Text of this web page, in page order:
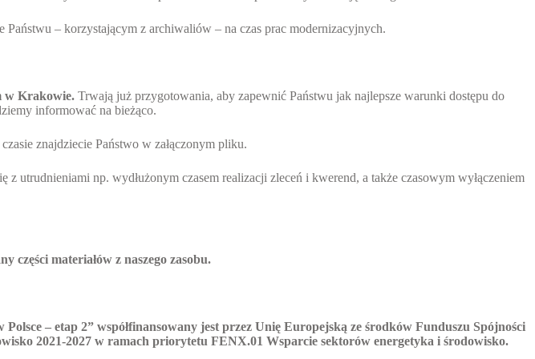
– korzystającym z archiwaliów – na czas prac modernizacyjnych.
w Krakowie. Trwają już przygotowania, aby zapewnić Państwu jak najlepsze warunki dostępu do
informować na bieżąco.
znajdziecie Państwo w załączonym pliku.
utrudnieniami np. wydłużonym czasem realizacji zleceń i kwerend, a także czasowym wyłączeniem
części materiałów z naszego zasobu.
– etap 2” współfinansowany jest przez Unię Europejską ze środków Funduszu Spójności
2021-2027 w ramach priorytetu FENX.01 Wsparcie sektorów energetyka i środowisko.